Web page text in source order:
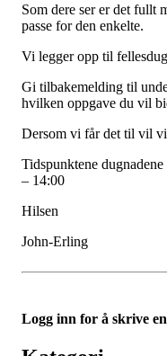
Som dere ser er det fullt
passe for den enkelte.
Vi legger opp til
Gi tilbakemelding til
hvilken oppgave du vil
Dersom vi får det til vil
Tidspunktene
– 14:00
Hilsen
John-Erling
Logg inn for å skrive